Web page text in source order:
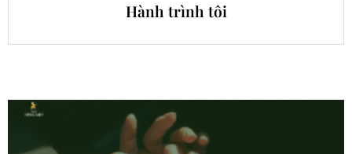
Hành trình tôi